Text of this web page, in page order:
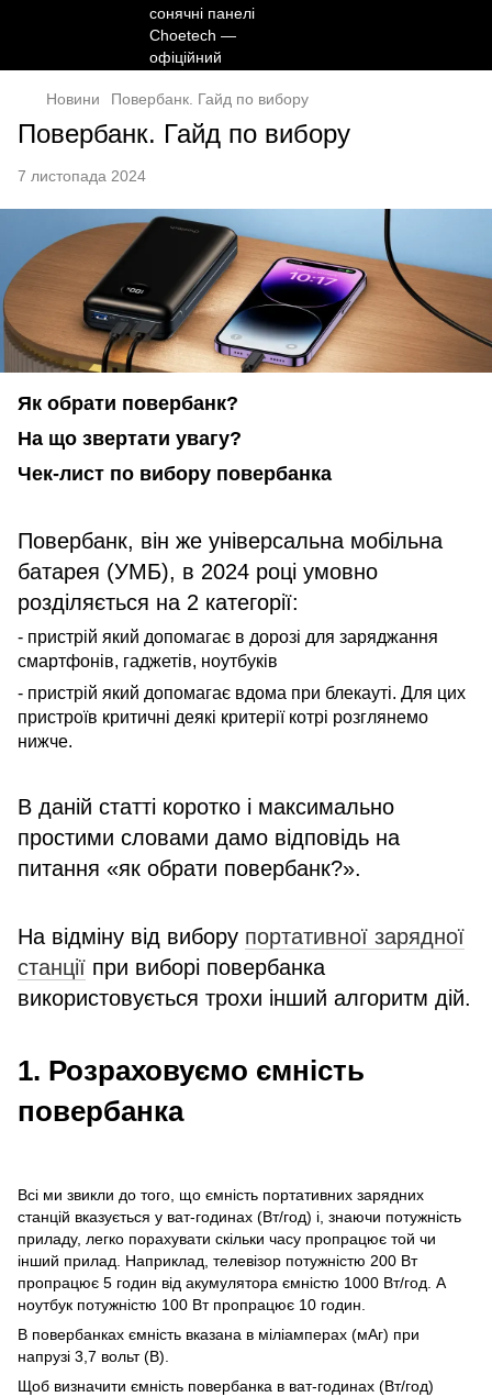
Новини Повербанк. Гайд по вибору
Повербанк. Гайд по вибору
7 листопада 2024
Як обрати повербанк?
На що звертати увагу?
Чек-лист по вибору повербанка
Повербанк, він же універсальна мобільна
батарея (УМБ), в 2024 році умовно
розділяється на 2 категорії:
- пристрій який допомагає в дорозі для заряджання
смартфонів, гаджетів, ноутбуків
- пристрій який допомагає вдома при блекауті. Для цих
пристроїв критичні деякі критерії котрі розглянемо
нижче.
В даній статті коротко і максимально
простими словами дамо відповідь на
питання «як обрати повербанк?».
На відміну від вибору портативної зарядної
станції при виборі повербанка
використовується трохи інший алгоритм дій.
1. Розраховуємо ємність
повербанка
Всі ми звикли до того, що ємність портативних зарядних
станцій вказується у ват-годинах (Вт/год) і, знаючи потужність
приладу, легко порахувати скільки часу пропрацює той чи
інший прилад. Наприклад, телевізор потужністю 200 Вт
пропрацює 5 годин від акумулятора ємністю 1000 Вт/год. А
ноутбук потужністю 100 Вт пропрацює 10 годин.
В повербанках ємність вказана в міліамперах (мАг) при
напрузі 3,7 вольт (В).
Щоб визначити ємність повербанка в ват-годинах (Вт/год)